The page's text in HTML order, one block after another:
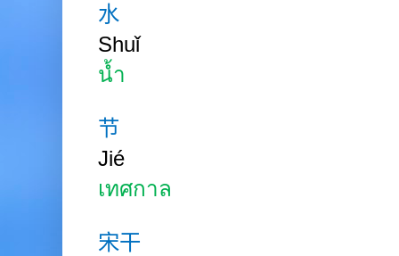
水
Shuǐ
น้ำ
节
Jié
เทศกาล
宋干